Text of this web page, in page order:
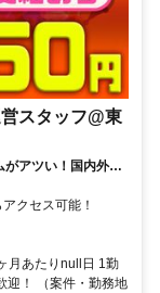
スタッフ@東
がアツい！国内外の
ントが多数！友達
クセス可能！
月あたりnull日 1勤
迎！ （案件・勤務地